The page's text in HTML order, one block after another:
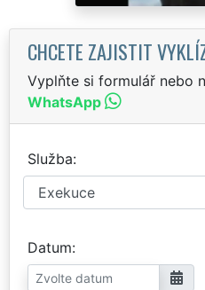
CHCETE ZAJISTIT
Vyplňte si formulář nebo
WhatsApp
Služba
Datum